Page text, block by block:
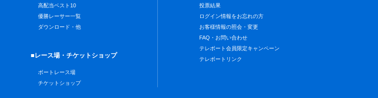
高配当ベスト10
優勝レーサー一覧
ダウンロード・他
■レース場・チケットショップ
ボートレース場
チケットショップ
投票結果
ログイン情報をお忘れの方
お客様情報の照会・変更
FAQ・お問い合わせ
テレボート会員限定キャンペーン
テレボートリンク